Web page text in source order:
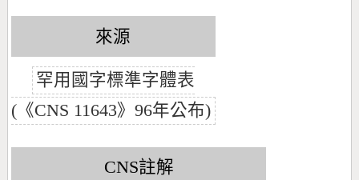
來源
罕用國字標準字體表
(《CNS 11643》96年公布)
CNS註解